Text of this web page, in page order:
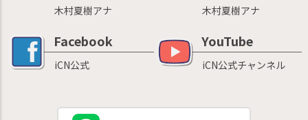
木村夏樹アナ
木村夏樹アナ
Facebook
iCN公式
YouTube
iCN公式チャンネル